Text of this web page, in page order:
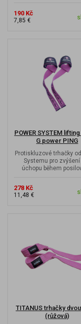
190 Kč
7,85 €
POWER SYSTEM
G power PING
Protiskluzové trhačky
Systemu pro
úchopu během
278 Kč
11,48 €
TITANUS trhačky
(růžová)